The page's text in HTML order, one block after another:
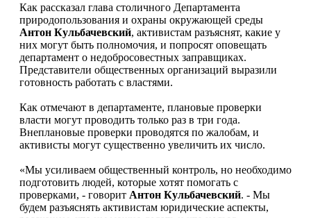
Как рассказал глава столичного Департамента
природопользования и охраны окружающей среды
Антон Кульбачевский, активистам разъяснят, какие у
них могут быть полномочия, и попросят оповещать
департамент о недобросовестных заправщиках.
Представители общественных организаций выразили
готовность работать с властями.
Как отмечают в департаменте, плановые проверки
власти могут проводить только раз в три года.
Внеплановые проверки проводятся по жалобам, и
активисты могут существенно увеличить их число.
«Мы усиливаем общественный контроль, но необходимо
подготовить людей, которые хотят помогать с
проверками, - говорит Антон Кульбачевский. - Мы
будем разъяснять активистам юридические аспекты,